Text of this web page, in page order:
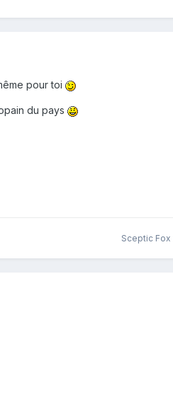
pour toi
du pays
Sceptic Fox